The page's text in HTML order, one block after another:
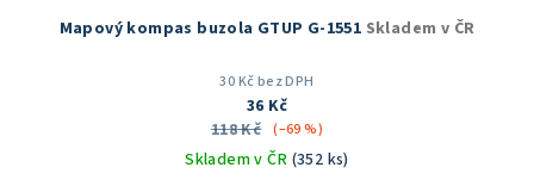
Mapový kompas buzola GTUP G-1551 Skladem v ČR
30 Kč bez DPH
36 Kč
118 Kč (–69 %)
Skladem v ČR (352 ks)